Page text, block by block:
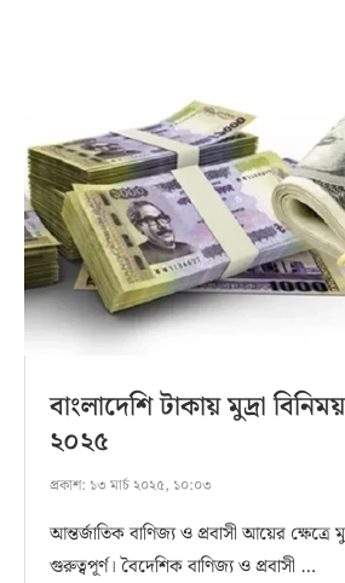
বাংলাদেশি টাকায় মুদ্রা
২০২৫
প্রকাশ: ১৩ মার্চ ২০২৫, ১০:০৩
আন্তর্জাতিক বাণিজ্য ও প্রবাসী আয়ের ক্ষেত্রে
গুরুত্বপূর্ণ। বৈদেশিক বাণিজ্য ও প্রবাসী …